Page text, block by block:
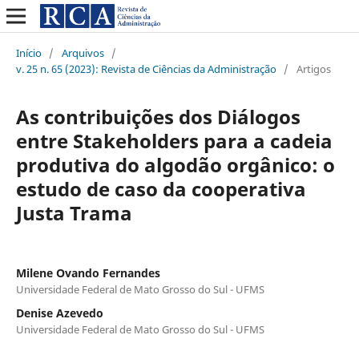
Início / Arquivos /
v. 25 n. 65 (2023): Revista de Ciências da Administração / Artigos
As contribuições dos Diálogos
entre Stakeholders para a cadeia
produtiva do algodão orgânico: o
estudo de caso da cooperativa
Justa Trama
Milene Ovando Fernandes
Universidade Federal de Mato Grosso do Sul - UFMS
Denise Azevedo
Universidade Federal de Mato Grosso do Sul - UFMS